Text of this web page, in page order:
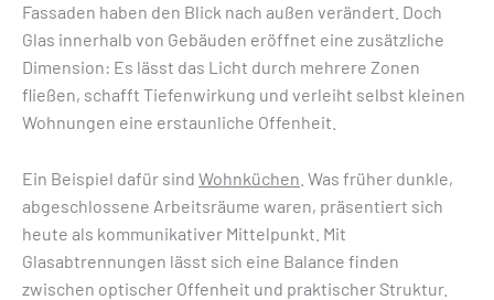
Fassaden haben den Blick nach außen verändert. Doch
Glas innerhalb von Gebäuden eröffnet eine zusätzliche
Dimension: Es lässt das Licht durch mehrere Zonen
fließen, schafft Tiefenwirkung und verleiht selbst kleinen
Wohnungen eine erstaunliche Offenheit.
Ein Beispiel dafür sind Wohnküchen . Was früher dunkle,
abgeschlossene Arbeitsräume waren, präsentiert sich
heute als kommunikativer Mittelpunkt. Mit
Glasabtrennungen lässt sich eine Balance finden
zwischen optischer Offenheit und praktischer Struktur.